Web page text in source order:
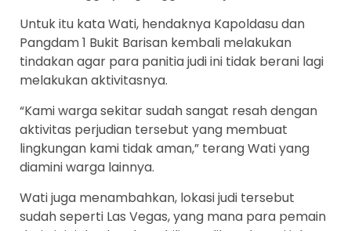
Untuk itu kata Wati, hendaknya Kapoldasu dan
Pangdam 1 Bukit Barisan kembali melakukan
tindakan agar para panitia judi ini tidak berani lagi
melakukan aktivitasnya.
“Kami warga sekitar sudah sangat resah dengan
aktivitas perjudian tersebut yang membuat
lingkungan kami tidak aman,” terang Wati yang
diamini warga lainnya.
Wati juga menambahkan, lokasi judi tersebut
sudah seperti Las Vegas, yang mana para pemain